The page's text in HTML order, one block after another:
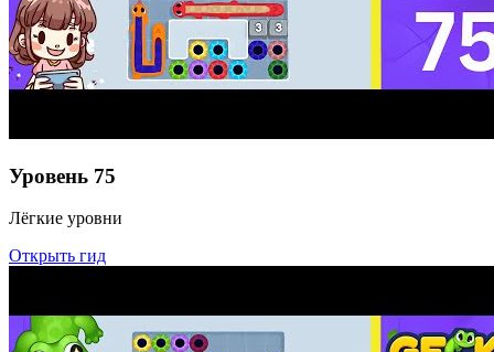
Уровень 75
Лёгкие уровни
Открыть гид